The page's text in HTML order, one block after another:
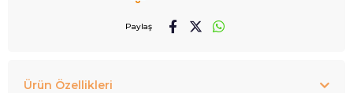
Paylaş
Ürün Özellikleri